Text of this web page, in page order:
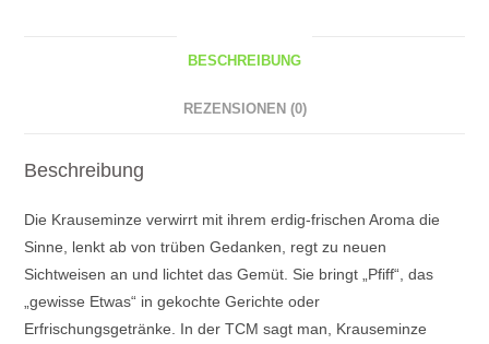
BESCHREIBUNG
REZENSIONEN (0)
Beschreibung
Die Krauseminze verwirrt mit ihrem erdig-frischen Aroma die
Sinne, lenkt ab von trüben Gedanken, regt zu neuen
Sichtweisen an und lichtet das Gemüt. Sie bringt „Pfiff“, das
„gewisse Etwas“ in gekochte Gerichte oder
Erfrischungsgetränke. In der TCM sagt man, Krauseminze